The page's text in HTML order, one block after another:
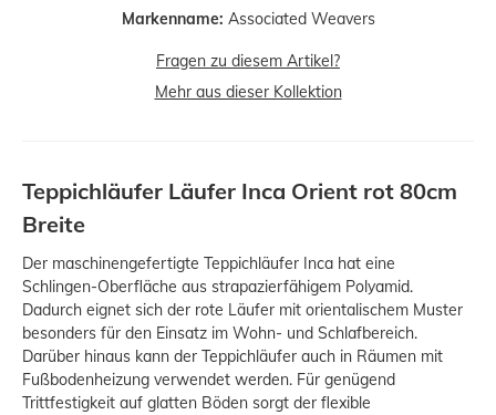
Markenname: Associated Weavers
Fragen zu diesem Artikel?
Mehr aus dieser Kollektion
Teppichläufer Läufer Inca Orient rot 80cm
Breite
Der maschinengefertigte Teppichläufer Inca hat eine
Schlingen-Oberfläche aus strapazierfähigem Polyamid.
Dadurch eignet sich der rote Läufer mit orientalischem Muster
besonders für den Einsatz im Wohn- und Schlafbereich.
Darüber hinaus kann der Teppichläufer auch in Räumen mit
Fußbodenheizung verwendet werden. Für genügend
Trittfestigkeit auf glatten Böden sorgt der flexible